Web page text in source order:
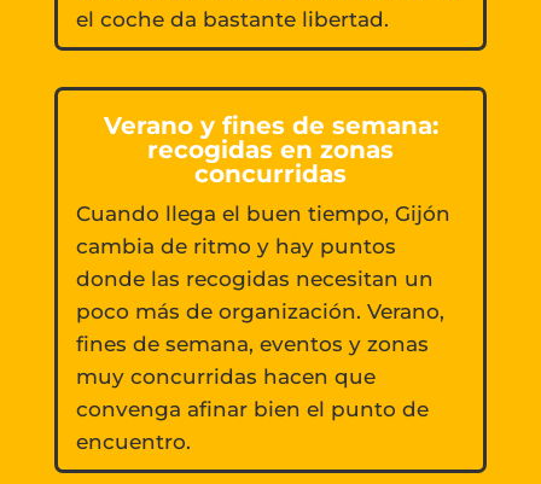
el coche da bastante libertad.
Verano y fines de semana:
recogidas en zonas
concurridas
Cuando llega el buen tiempo, Gijón
cambia de ritmo y hay puntos
donde las recogidas necesitan un
poco más de organización. Verano,
fines de semana, eventos y zonas
muy concurridas hacen que
convenga afinar bien el punto de
encuentro.